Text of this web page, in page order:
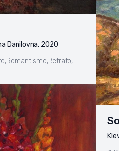
Danilovna, 2020
Romantismo,Retrato,